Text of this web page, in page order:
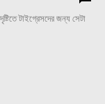
টাইগ্রেসদের জন্য সেটা